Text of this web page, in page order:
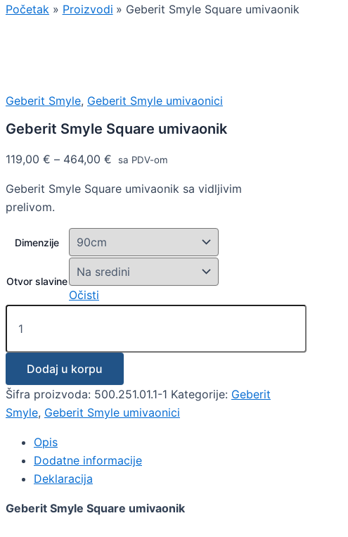
Početak Proizvodi Geberit Smyle Square umivaonik
Geberit Smyle, Geberit Smyle umivaonici
Geberit Smyle Square umivaonik
119,00 € – 464,00 € sa PDV-om
Geberit Smyle Square umivaonik sa vidljivim
prelivom.
Dimenzije
Otvor slavine
Očisti
Dodaj u korpu
Šifra proizvoda: 500.251.01.1-1 Kategorije: Geberit
Smyle, Geberit Smyle umivaonici
Opis
Dodatne informacije
Deklaracija
Geberit Smyle Square umivaonik